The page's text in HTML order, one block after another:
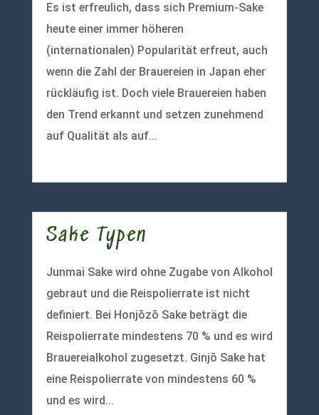
Es ist erfreulich, dass sich Premium-Sake
heute einer immer höheren
(internationalen) Popularität erfreut, auch
wenn die Zahl der Brauereien in Japan eher
rückläufig ist. Doch viele Brauereien haben
den Trend erkannt und setzen zunehmend
auf Qualität als auf...
Sake Typen
Junmai Sake wird ohne Zugabe von Alkohol
gebraut und die Reispolierrate ist nicht
definiert. Bei Honjōzō Sake beträgt die
Reispolierrate mindestens 70 % und es wird
Brauereialkohol zugesetzt. Ginjō Sake hat
eine Reispolierrate von mindestens 60 %
und es wird...